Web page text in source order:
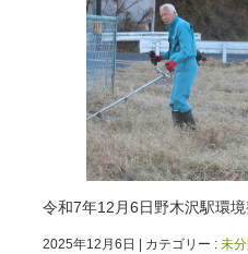
令和7年12月6日野木沢駅環
2025年12月6日 カテゴリー : 未